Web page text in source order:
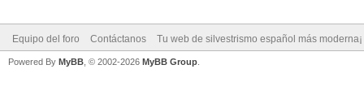
Equipo del foro Contáctanos Tu web de silvestrismo español más moderna¡
Powered By MyBB , © 2002-2026 MyBB Group